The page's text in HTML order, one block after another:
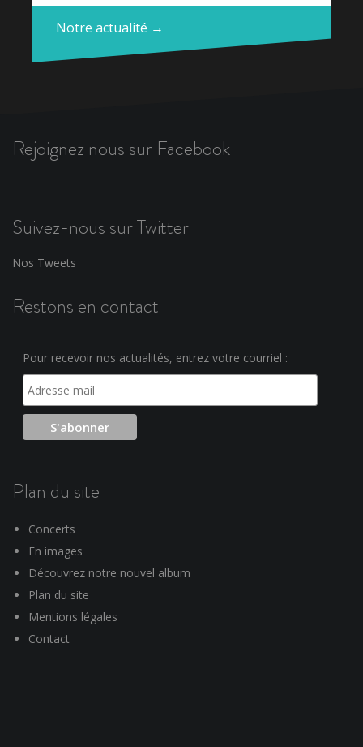
Notre actualité →
Rejoignez nous sur Facebook
Suivez-nous sur Twitter
Nos Tweets
Restons en contact
Pour recevoir nos actualités, entrez votre courriel :
Plan du site
Concerts
En images
Découvrez notre nouvel album
Plan du site
Mentions légales
Contact